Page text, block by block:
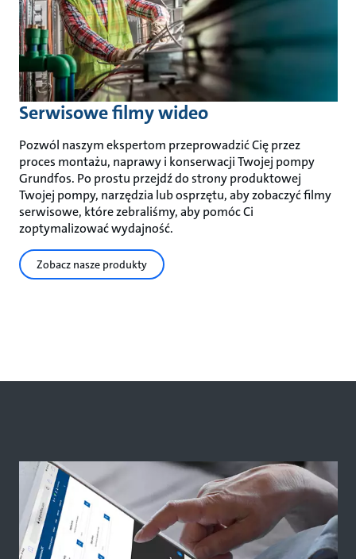
Serwisowe filmy wideo
Pozwól naszym ekspertom przeprowadzić Cię przez
proces montażu, naprawy i konserwacji Twojej pompy
Grundfos. Po prostu przejdź do strony produktowej
Twojej pompy, narzędzia lub osprzętu, aby zobaczyć filmy
serwisowe, które zebraliśmy, aby pomóc Ci
zoptymalizować wydajność.
Zobacz nasze produkty